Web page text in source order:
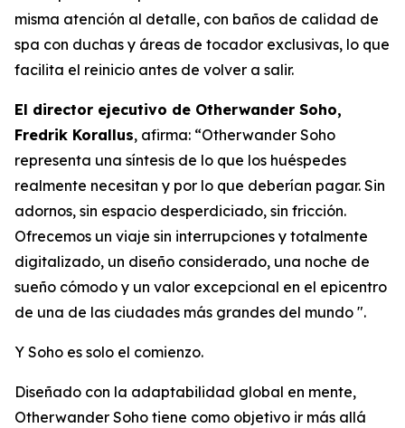
misma atención al detalle, con baños de calidad de
spa con duchas y áreas de tocador exclusivas, lo que
facilita el reinicio antes de volver a salir.
El director ejecutivo de Otherwander Soho,
Fredrik Korallus, afirma: “Otherwander Soho
representa una síntesis de lo que los huéspedes
realmente necesitan y por lo que deberían pagar. Sin
adornos, sin espacio desperdiciado, sin fricción.
Ofrecemos un viaje sin interrupciones y totalmente
digitalizado, un diseño considerado, una noche de
sueño cómodo y un valor excepcional en el epicentro
de una de las ciudades más grandes del mundo ".
Y Soho es solo el comienzo.
Diseñado con la adaptabilidad global en mente,
Otherwander Soho tiene como objetivo ir más allá